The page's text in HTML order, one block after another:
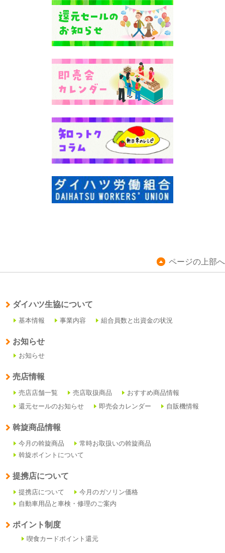
ページの上部へ
ダイハツ生協について
基本情報 事業内容 組合員数と出資金の状況
お知らせ
お知らせ
売店情報
売店店舗一覧 売店取扱商品
おすすめ商品情報
還元セールのお知らせ
即売会カレンダー 自販機情報
斡旋商品情報
今月の斡旋商品
常時お取扱いの斡旋商品
斡旋ポイントについて
提携店について
提携店について
今月のガソリン価格
自動車用品と車検・修理のご案内
ポイント制度
喫食カードポイント還元